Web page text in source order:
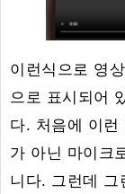
이런식으로 영
으로 표시되어
다. 처음에 이런
가 아닌 마이크
니다. 그런데 그